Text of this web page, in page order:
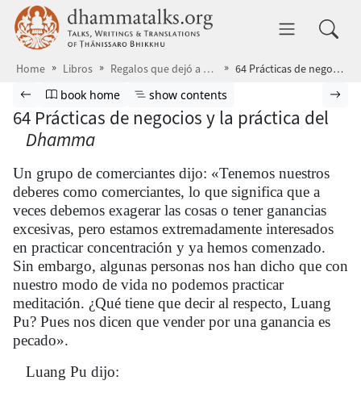
Skip to main content dhammatalks.org
Home Libros Regalos que dejó a su paso 64 Prácticas de negocios y la práctica del Dhamma
Browse book
Previous page
Go to book homepage
book home Show table of contents
show contents
64 Prácticas de negocios y la práctica del
Dhamma
Un grupo de comerciantes dijo: «Tenemos nuestros
deberes como comerciantes, lo que significa que a
veces debemos exagerar las cosas o tener ganancias
excesivas, pero estamos extremadamente interesados
en practicar concentración y ya hemos comenzado.
Sin embargo, algunas personas nos han dicho que con
nuestro modo de vida no podemos practicar
meditación. ¿Qué tiene que decir al respecto, Luang
Pu? Pues nos dicen que vender por una ganancia es
pecado».
Luang Pu dijo: